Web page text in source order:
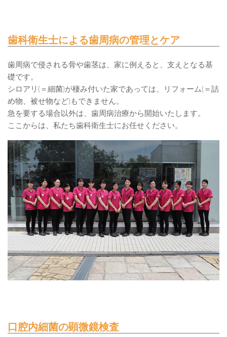
歯科衛生士による歯周病の管理とケア
歯周病で侵される骨や歯茎は、家に例えると、支えとなる基
礎です。
シロアリ(＝細菌)が棲み付いた家であっては、リフォーム(＝詰
め物、被せ物など)もできません。
急を要する場合以外は、歯周病治療から開始いたします。
ここからは、私たち歯科衛生士にお任せください。
口腔内細菌の顕微鏡検査